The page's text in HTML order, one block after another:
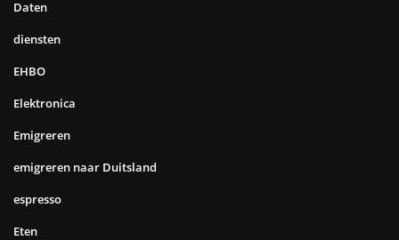
Daten
diensten
EHBO
Elektronica
Emigreren
emigreren naar Duitsland
espresso
Eten